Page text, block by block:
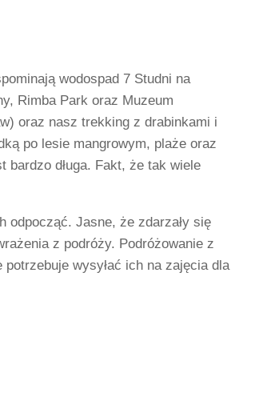
wodospad 7 Studni na
Rimba Park oraz Muzeum
oraz nasz trekking z drabinkami i
po lesie mangrowym, plaże oraz
długa. Fakt, że tak wiele
odpocząć. Jasne, że zdarzały się
z podróży. Podróżowanie z
wysyłać ich na zajęcia dla